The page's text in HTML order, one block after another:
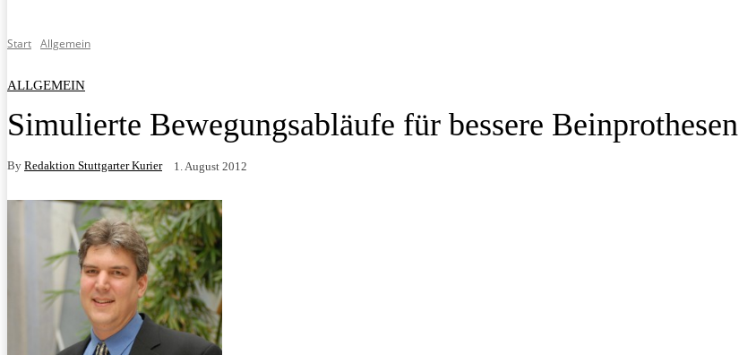
Start Allgemein
ALLGEMEIN
Simulierte Bewegungsabläufe für bessere Beinprothesen
By Redaktion Stuttgarter Kurier 1. August 2012